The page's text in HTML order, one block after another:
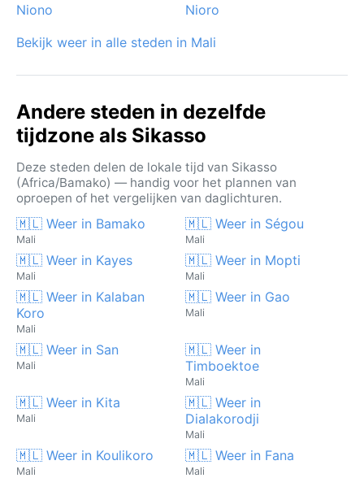
Niono
Nioro
Bekijk weer in alle steden in Mali
Andere steden in dezelfde
tijdzone als Sikasso
Deze steden delen de lokale tijd van Sikasso
(Africa/Bamako) — handig voor het plannen van
oproepen of het vergelijken van daglichturen.
🇲🇱 Weer in Bamako
Mali
🇲🇱 Weer in Ségou
Mali
🇲🇱 Weer in Kayes
Mali
🇲🇱 Weer in Mopti
Mali
🇲🇱 Weer in Kalaban
Koro
Mali
🇲🇱 Weer in Gao
Mali
🇲🇱 Weer in San
Mali
🇲🇱 Weer in
Timboektoe
Mali
🇲🇱 Weer in Kita
Mali
🇲🇱 Weer in
Dialakorodji
Mali
🇲🇱 Weer in Koulikoro
Mali
🇲🇱 Weer in Fana
Mali